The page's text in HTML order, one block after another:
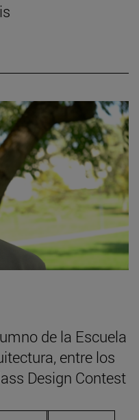
de la Escuela
entre los
Design Contest